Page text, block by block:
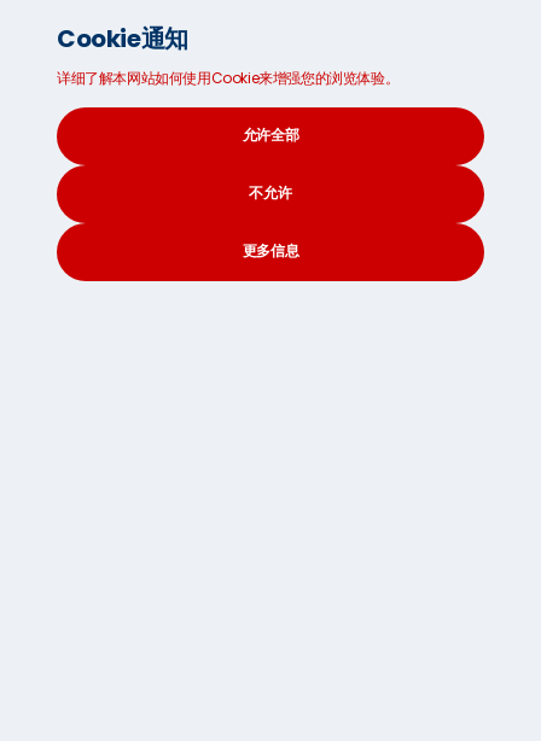
学生存储
Cookie通知
详细了解本网站如何使用Cookie来增强您的浏览体验。
允许全部
不允许
更多信息